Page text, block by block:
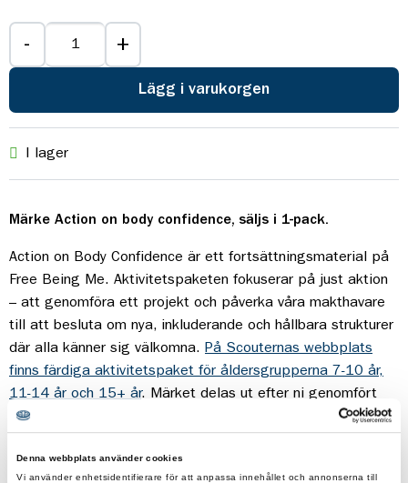
Denna webbplats använder cookies
Vi använder enhetsidentifierare för att anpassa innehållet och annonserna till
- +
Lägg i varukorgen
I lager
Märke Action on body confidence, säljs i 1-pack.
Action on Body Confidence är ett fortsättningsmaterial på
Free Being Me. Aktivitetspaketen fokuserar på just aktion
– att genomföra ett projekt och påverka våra makthavare
till att besluta om nya, inkluderande och hållbara strukturer
där alla känner sig välkomna.
På Scouternas webbplats
finns färdiga aktivitetspaket för åldersgrupperna 7-10 år,
11-14 år och 15+ år. Märket delas ut efter ni genomfört
aktiviteterna.
Aktivitetspaketen är på engelska.